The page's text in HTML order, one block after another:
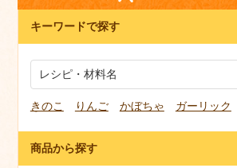
キーワードで探す
きのこ りんご かぼちゃ ガーリック
商品から探す